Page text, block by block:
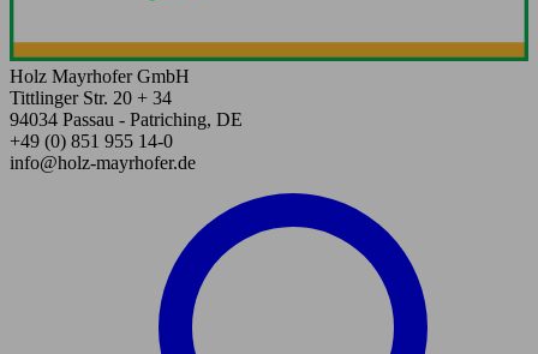
Holz Mayrhofer GmbH
Tittlinger Str. 20 + 34
94034 Passau - Patriching, DE
+49 (0) 851 955 14-0
info@holz-mayrhofer.de